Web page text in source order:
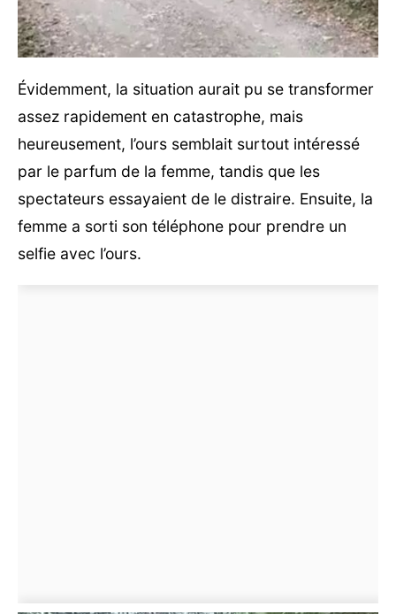
Évidemment, la situation aurait pu se transformer
assez rapidement en catastrophe, mais
heureusement, l’ours semblait surtout intéressé
par le parfum de la femme, tandis que les
spectateurs essayaient de le distraire. Ensuite, la
femme a sorti son téléphone pour prendre un
selfie avec l’ours.